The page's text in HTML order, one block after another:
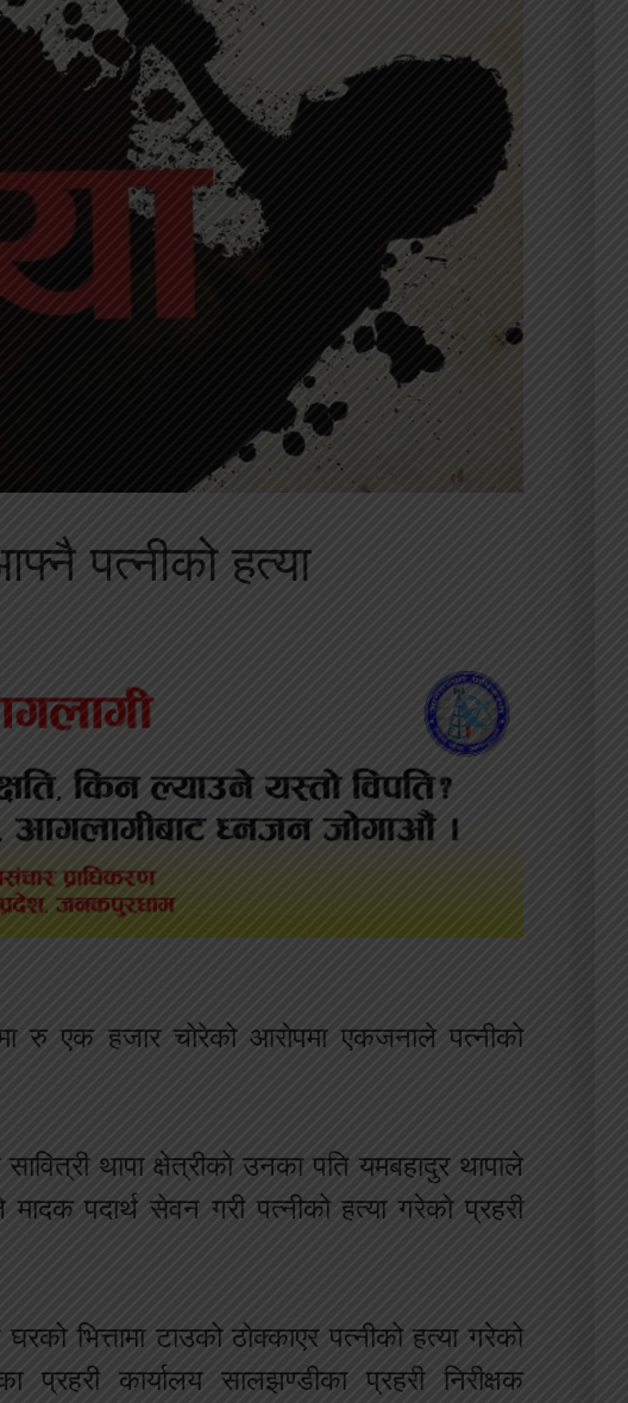
पत्नीको हत्या
रु एक हजार चोरेको आरोपमा एकजनाले पत्नीको
थापा क्षेत्रीको उनका पति यमबहादुर थापाले
पदार्थ सेवन गरी पत्नीको हत्या गरेको प्रहरी
भित्तामा टाउको ठोक्काएर पत्नीको हत्या गरेको
कार्यालय सालझण्डीका प्रहरी निरीक्षक